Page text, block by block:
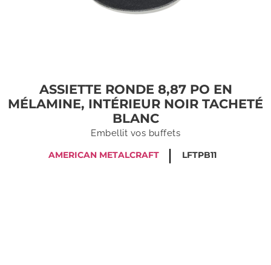
ASSIETTE RONDE 8,87 PO EN
MÉLAMINE, INTÉRIEUR NOIR TACHETÉ
BLANC
Embellit vos buffets
AMERICAN METALCRAFT
LFTPB11